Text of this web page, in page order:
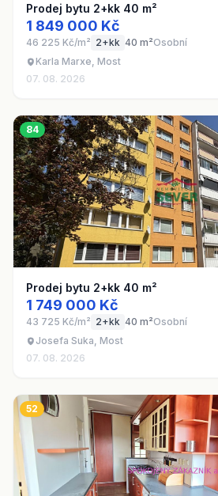
Prodej bytu 2+kk 40 m²
1 849 000 Kč
46 225 Kč/m² 2+kk 40 m²Osobní
Karla Marxe, Most
07. 08. 2026
84
Prodej bytu 2+kk 40 m²
1 749 000 Kč
43 725 Kč/m² 2+kk 40 m²Osobní
Josefa Suka, Most
07. 08. 2026
52